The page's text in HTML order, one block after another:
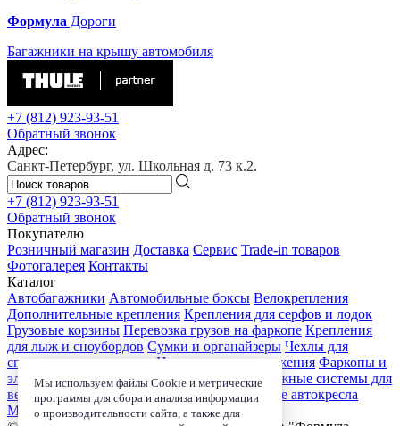
Формула Дороги
Багажники на крышу автомобиля
+7 (812) 923-93-51
Обратный звонок
Адрес:
Санкт-Петербург, ул. Школьная д. 73 к.2.
+7 (812) 923-93-51
Обратный звонок
Покупателю
Розничный магазин Доставка Сервис Trade-in товаров
Фотогалерея Контакты
Каталог
Автобагажники Автомобильные боксы Велокрепления
Дополнительные крепления Крепления для серфов и лодок
Грузовые корзины Перевозка грузов на фаркопе Крепления
для лыж и сноубордов Сумки и органайзеры Чехлы для
спортивного инвентаря
Цепи противоскольжения Фаркопы и
электрика Детские коляски Велокресла Багажные системы для
велосипедов Чехлы для электроники Детские автокресла
Маркизы и навесы
Мы используем файлы Cookie и метрические
программы для сбора и анализа информации
о производительности сайта, а также для